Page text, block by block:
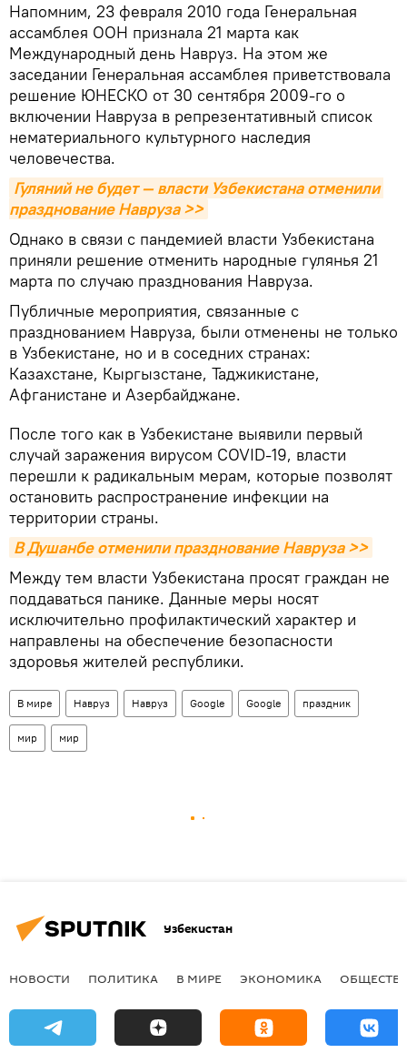
Напомним, 23 февраля 2010 года Генеральная
ассамблея ООН признала 21 марта как
Международный день Навруз. На этом же
заседании Генеральная ассамблея приветствовала
решение ЮНЕСКО от 30 сентября 2009-го о
включении Навруза в репрезентативный список
нематериального культурного наследия
человечества.
Гуляний не будет — власти Узбекистана отменили
празднование Навруза >>
Однако в связи с пандемией власти Узбекистана
приняли решение отменить народные гулянья 21
марта по случаю празднования Навруза.
Публичные мероприятия, связанные с
празднованием Навруза, были отменены не только
в Узбекистане, но и в соседних странах:
Казахстане, Кыргызстане, Таджикистане,
Афганистане и Азербайджане.
После того как в Узбекистане выявили первый
случай заражения вирусом COVID-19, власти
перешли к радикальным мерам, которые позволят
остановить распространение инфекции на
территории страны.
В Душанбе отменили празднование Навруза >>
Между тем власти Узбекистана просят граждан не
поддаваться панике. Данные меры носят
исключительно профилактический характер и
направлены на обеспечение безопасности
здоровья жителей республики.
В мире Навруз Навруз Google Google праздник
мир мир
Узбекистан
НОВОСТИ ПОЛИТИКА В МИРЕ ЭКОНОМИКА